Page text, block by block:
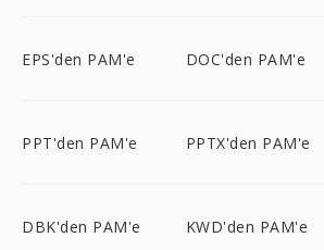
EPS'den PAM'e DOC'den PAM'e
PPT'den PAM'e PPTX'den PAM'e
DBK'den PAM'e KWD'den PAM'e